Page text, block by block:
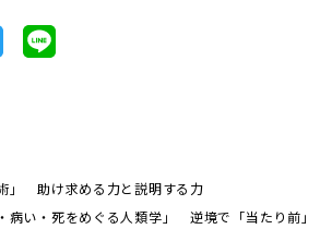
」 助け求める力と説明する力
病い・死をめぐる人類学」 逆境で「当たり前」